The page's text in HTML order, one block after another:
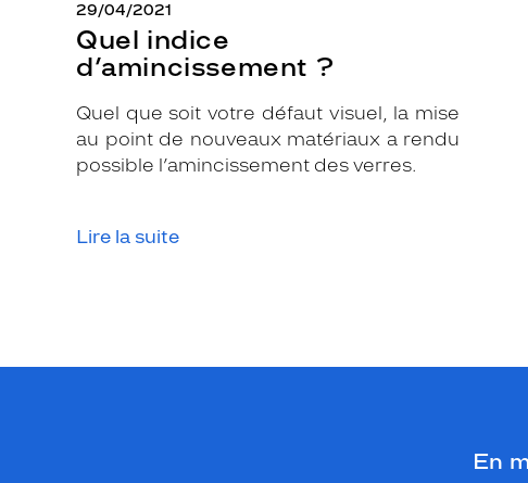
29/04/2021
Quel indice
d’amincissement ?
Quel que soit votre défaut visuel, la mise
au point de nouveaux matériaux a rendu
possible l’amincissement des verres.
Lire la suite
En